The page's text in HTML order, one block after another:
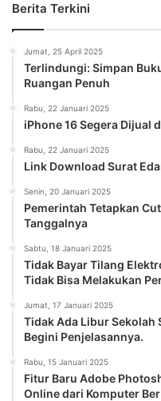
Berita Terkini
Jumat, 25 April 2025
Terlindungi: Simpan
Ruangan Penuh
Rabu, 22 Januari 2025
iPhone 16 Segera Dijual
Rabu, 22 Januari 2025
Link Download Surat
Senin, 20 Januari 2025
Pemerintah Tetapkan
Tanggalnya
Sabtu, 18 Januari 2025
Tidak Bayar Tilang
Tidak Bisa Melakukan
Jumat, 17 Januari 2025
Tidak Ada Libur Sekolah
Begini Penjelasannya.
Rabu, 15 Januari 2025
Fitur Baru Adobe
Online dari Komputer